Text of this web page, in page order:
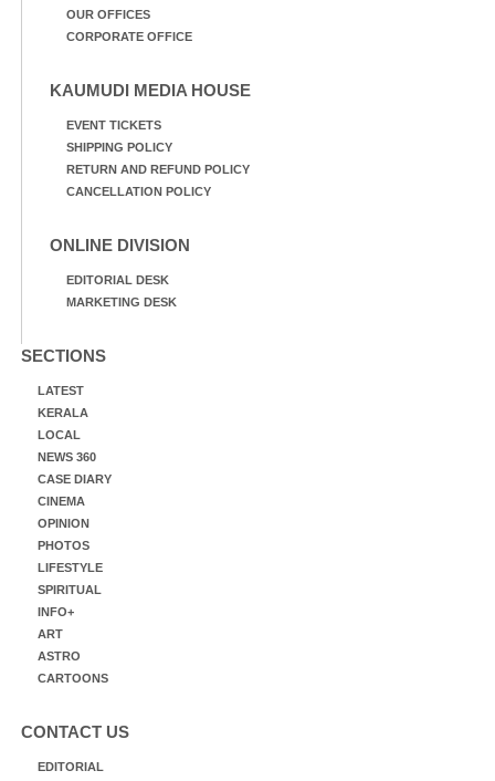
OUR OFFICES
CORPORATE OFFICE
KAUMUDI MEDIA HOUSE
EVENT TICKETS
SHIPPING POLICY
RETURN AND REFUND POLICY
CANCELLATION POLICY
ONLINE DIVISION
EDITORIAL DESK
MARKETING DESK
SECTIONS
LATEST
KERALA
LOCAL
NEWS 360
CASE DIARY
CINEMA
OPINION
PHOTOS
LIFESTYLE
SPIRITUAL
INFO+
ART
ASTRO
CARTOONS
CONTACT US
EDITORIAL